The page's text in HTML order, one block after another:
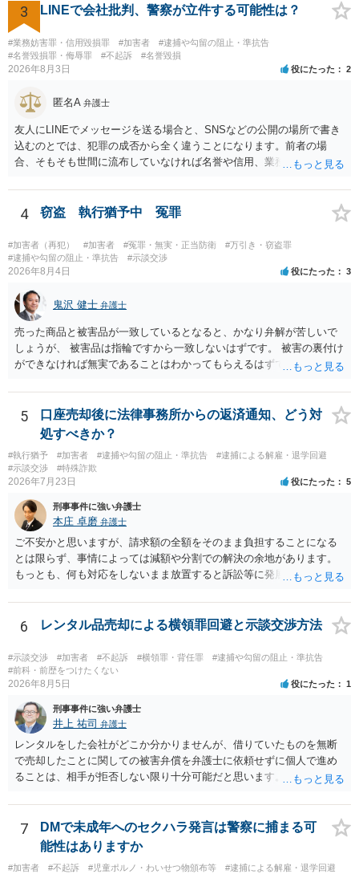
ないのであれば、何も疑われる筋合いは無いわけですし狼狽える必要
はないですね。
3 LINEで会社批判、警察が立件する可能性は？
#業務妨害罪・信用毀損罪 #加害者
#逮捕や勾留の阻止・準抗告
#名誉毀損罪・侮辱罪
#不起訴 #名誉毀損
2026年8月3日 役にたった 2
匿名A 弁護士
友人にLINEでメッセージを送る場合と、SNSなどの公開の場所で書き
込むのとでは、犯罪の成否から全く違うことになります。前者の場
合、そもそも世間に流布していなければ名誉や信用、業務にかかる犯
4 窃盗 執行猶予中 冤罪
#加害者（再犯） #加害者 #冤罪・無実・正当防衛
#万引き・窃盗罪
#逮捕や勾留の阻止・準抗告
#示談交渉
2026年8月4日 役にたった 3
鬼沢 健士 弁護士
売った商品と被害品が一致しているとなると、かなり弁解が苦しいで
しょうが、 被害品は指輪ですから一致しないはずです。 被害の裏付け
ができなければ無実であることはわかってもらえるはずです。
5
口座売却後に法律事務所からの返済通知、どう対
処すべきか？
#執行猶予 #加害者 #逮捕や勾留の阻止・準抗告
#逮捕による解雇・退学回避
#示談交渉
#特殊詐欺
2026年7月23日 役にたった 5
刑事事件に強い弁護士
本庄 卓磨 弁護士
ご不安かと思いますが、請求額の全額をそのまま負担することになる
とは限らず、事情によっては減額や分割での解決の余地があります。
もっとも、何も対応をしないまま放置すると訴訟等に発展してしまう
めします。
6 レンタル品売却による横領罪回避と示談交渉方法
#示談交渉 #加害者 #不起訴 #横領罪・背任罪
#逮捕や勾留の阻止・準抗告
#前科・前歴をつけたくない
2026年8月5日 役にたった 1
刑事事件に強い弁護士
井上 祐司 弁護士
レンタルをした会社がどこか分かりませんが、借りていたものを無断
で売却したことに関しての被害弁償を弁護士に依頼せずに個人で進め
ることは、相手が拒否しない限り十分可能だと思います。 見積を出し
か）、弁護士に法律相談において助言をもらえば足りるでしょう。
7
DMで未成年へのセクハラ発言は警察に捕まる可
能性はありますか
#加害者 #不起訴 #児童ポルノ・わいせつ物頒布等
#逮捕による解雇・退学回避